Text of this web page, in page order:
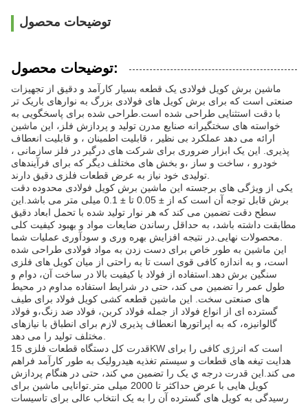
توضیحات محصول
توضیحات محصول:
ماشین برش کویل فولادی یک قطعه بسیار کارآمد و دقیق از تجهیزات
صنعتی است که برای برش کویل های فولادی بزرگ به نوارهای باریک تر
با دقت استثنایی طراحی شده است.طراحی شده برای پاسخگویی به
خواسته های سختگیرانه صنایع مدرن تولید و پردازش فلز، این ماشین
ارائه می دهد عملکرد بی نظیر ، قابلیت اطمینان ، و قابلیت انعطاف
پذیری. این یک ابزار ضروری برای شرکت های درگیر در فلز سازمانی ،
خودرو ، ساخت و ساز ،و بخش های مختلف دیگر که برای فرآیندهای
یکی از ویژگی های برجسته این ماشین برش کویل فولادی محدوده دقت
برش قابل توجه آن است که از ± 0.05 تا ± 0.1 میلی متر می باشد.این
سطح دقت تضمین می کند که هر نوار تولید شده با تحمل ابعاد دقیق
مطابقت داشته باشد، به حداقل رساندن ضایعات مواد و بهبود کیفیت کلی
این ماشین به طور خاص برای دست زدن به مواد فولادی طراحی شده
است، و به اندازه کافی قوی است تا به راحتی از میان کویل های فلزی
سنگین برش دهد.استفاده از فولاد با کیفیت بالا در ساخت آن، دوام و
طول عمر را تضمین می کند، حتی در شرایط استفاده مداوم در محیط
های صنعتی سخت. این ماشین قطعه کشی کویل فولاد برای طیف
گسترده ای از انواع فولاد از جمله فولاد کربن، فولاد ضد زنگ،و فولاد
گالوانیزه، که به اپراتورها انعطاف پذیری لازم برای انطباق با نیازهای
قدرت کل دستگاه قطعات فلزی 15KW است که انرژی کافی را برای
هدایت تیغه های قطعات و سیستم تغذیه هیدرولیک به طور کارآمد فراهم
می کند.اين قدرت درجه ي يک را تضمین مي کند، حتی در هنگام پردازش
کویل هایی با عرض حداکثر تا 2000 میلی متر.توانایی ماشین برای
رسیدگی به کویل های گسترده آن را به یک انتخاب عالی برای تاسیسات